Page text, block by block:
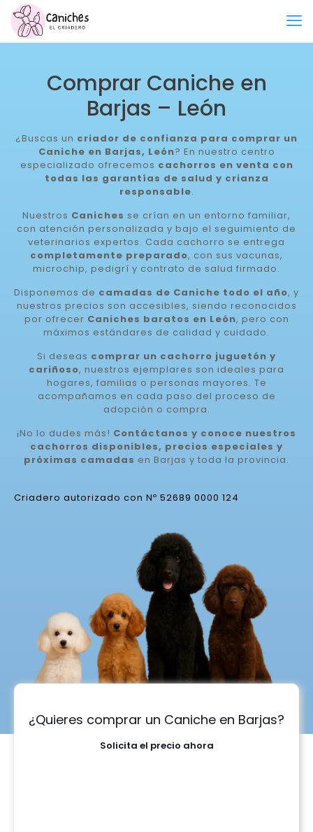
Comprar Caniche en
Barjas – León
¿Buscas un criador de confianza para comprar un
Caniche en Barjas, León? En nuestro centro
especializado ofrecemos cachorros en venta con
todas las garantías de salud y crianza
responsable.
Nuestros Caniches se crían en un entorno familiar,
con atención personalizada y bajo el seguimiento de
veterinarios expertos. Cada cachorro se entrega
completamente preparado, con sus vacunas,
microchip, pedigrí y contrato de salud firmado.
Disponemos de camadas de Caniche todo el año, y
nuestros precios son accesibles, siendo reconocidos
por ofrecer Caniches baratos en León, pero con
máximos estándares de calidad y cuidado.
Si deseas comprar un cachorro juguetón y
cariñoso, nuestros ejemplares son ideales para
hogares, familias o personas mayores. Te
acompañamos en cada paso del proceso de
adopción o compra.
¡No lo dudes más! Contáctanos y conoce nuestros
cachorros disponibles, precios especiales y
próximas camadas en Barjas y toda la provincia.
Criadero autorizado con Nº 52689 0000 124
¿Quieres comprar un Caniche en Barjas?
Solicita el precio ahora